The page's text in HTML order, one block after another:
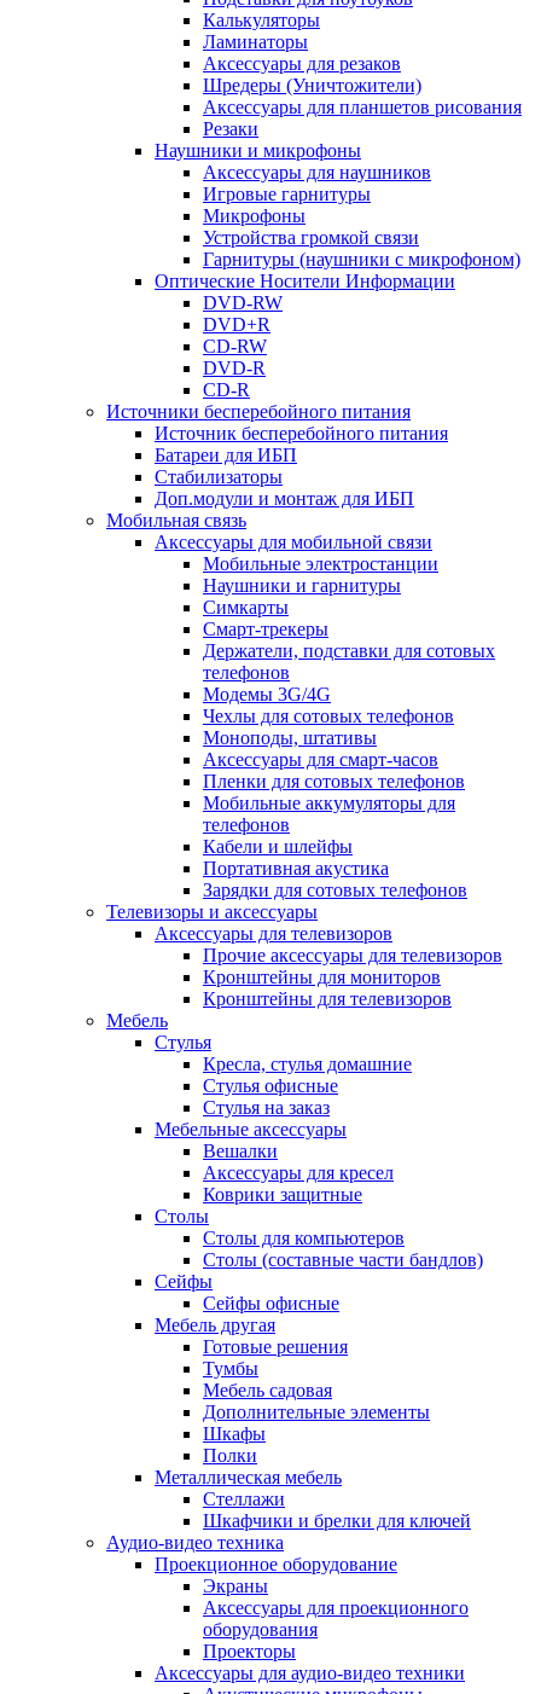
Калькуляторы
Ламинаторы
Аксессуары для резаков
Шредеры (Уничтожители)
Аксессуары для планшетов рисования
Резаки
Наушники и микрофоны
Аксессуары для наушников
Игровые гарнитуры
Микрофоны
Устройства громкой связи
Гарнитуры (наушники с микрофоном)
Оптические Носители Информации
DVD-RW
DVD+R
CD-RW
DVD-R
CD-R
Источники бесперебойного питания
Источник бесперебойного питания
Батареи для ИБП
Стабилизаторы
Доп.модули и монтаж для ИБП
Мобильная связь
Аксессуары для мобильной связи
Мобильные электростанции
Наушники и гарнитуры
Симкарты
Смарт-трекеры
Держатели, подставки для сотовых
телефонов
Модемы 3G/4G
Чехлы для сотовых телефонов
Моноподы, штативы
Аксессуары для смарт-часов
Пленки для сотовых телефонов
Мобильные аккумуляторы для
телефонов
Кабели и шлейфы
Портативная акустика
Зарядки для сотовых телефонов
Телевизоры и аксессуары
Аксессуары для телевизоров
Прочие аксессуары для телевизоров
Кронштейны для мониторов
Кронштейны для телевизоров
Мебель
Стулья
Кресла, стулья домашние
Стулья офисные
Стулья на заказ
Мебельные аксессуары
Вешалки
Аксессуары для кресел
Коврики защитные
Столы
Столы для компьютеров
Столы (составные части бандлов)
Сейфы
Сейфы офисные
Мебель другая
Готовые решения
Тумбы
Мебель садовая
Дополнительные элементы
Шкафы
Полки
Металлическая мебель
Стеллажи
Шкафчики и брелки для ключей
Аудио-видео техника
Проекционное оборудование
Экраны
Аксессуары для проекционного
оборудования
Проекторы
Аксессуары для аудио-видео техники